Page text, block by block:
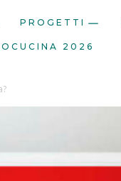
PROGETTI
2026